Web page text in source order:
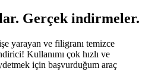
Gerçek indirmeler.
yarayan ve filigranı temizce
Kullanımı çok hızlı ve
için başvurduğum araç